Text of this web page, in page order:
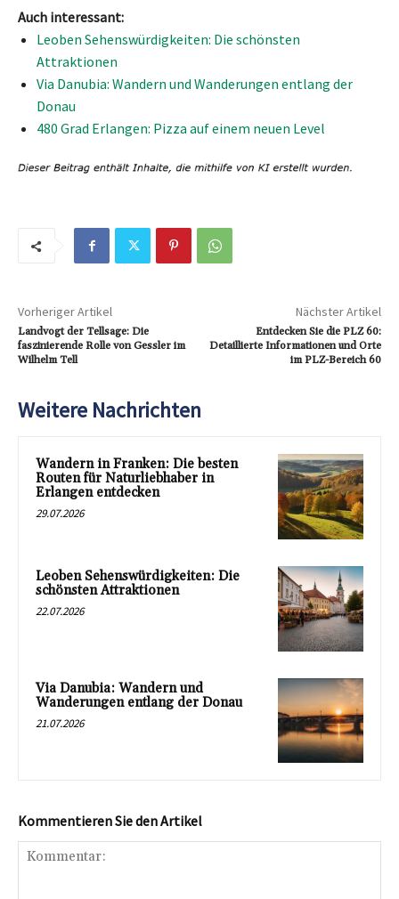
Auch interessant:
Leoben Sehenswürdigkeiten: Die schönsten
Attraktionen
Via Danubia: Wandern und Wanderungen entlang der
Donau
480 Grad Erlangen: Pizza auf einem neuen Level
Vorheriger Artikel
Landvogt der Tellsage: Die
faszinierende Rolle von Gessler im
Wilhelm Tell
Nächster Artikel
Entdecken Sie die PLZ 60:
Detaillierte Informationen und Orte
im PLZ-Bereich 60
Weitere Nachrichten
Wandern in Franken: Die besten
Routen für Naturliebhaber in
Erlangen entdecken
29.07.2026
Leoben Sehenswürdigkeiten: Die
schönsten Attraktionen
22.07.2026
Via Danubia: Wandern und
Wanderungen entlang der Donau
21.07.2026
Kommentieren Sie den Artikel